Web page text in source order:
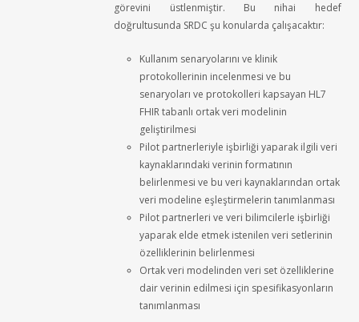
görevini
üstlenmiştir. Bu nihai
hedef
doğrultusunda SRDCşu konularda çalışacaktır:
Kullanım senaryolarını ve klinik
protokollerinin incelenmesi ve bu
senaryoları ve protokolleri kapsayan HL7
FHIR tabanlı ortak veri modelinin
geliştirilmesi
Pilot partnerleriyle işbirliği yaparak ilgili veri
kaynaklarındaki verinin formatının
belirlenmesi ve bu veri kaynaklarından ortak
veri modeline eşleştirmelerin tanımlanması
Pilot partnerleri ve veri bilimcilerle işbirliği
yaparak elde etmek istenilen veri setlerinin
özelliklerinin belirlenmesi
Ortak veri modelinden veri set özelliklerine
dair verinin edilmesi için spesifikasyonların
tanımlanması